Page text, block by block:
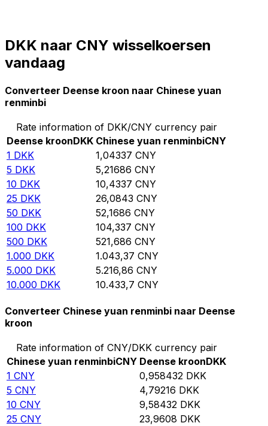
DKK naar CNY wisselkoersen
vandaag
Converteer Deense kroon naar Chinese yuan
renminbi
Rate information of DKK/CNY currency pair
Deense kroonDKK Chinese yuan renminbiCNY
1 DKK 1,04337 CNY
5 DKK 5,21686 CNY
10 DKK 10,4337 CNY
25 DKK 26,0843 CNY
50 DKK 52,1686 CNY
100 DKK 104,337 CNY
500 DKK 521,686 CNY
1.000 DKK 1.043,37 CNY
5.000 DKK 5.216,86 CNY
10.000 DKK 10.433,7 CNY
Converteer Chinese yuan renminbi naar Deense
kroon
Rate information of CNY/DKK currency pair
Chinese yuan renminbiCNY Deense kroonDKK
1 CNY 0,958432 DKK
5 CNY 4,79216 DKK
10 CNY 9,58432 DKK
25 CNY 23,9608 DKK